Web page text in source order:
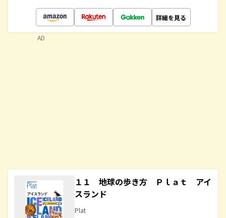
詳細を見る
１１ 地球の歩き方 Ｐｌａｔ アイ
スランド
Plat
AD